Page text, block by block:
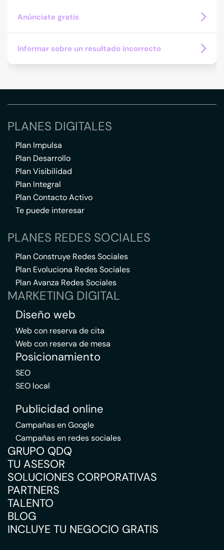
Anúnciate gratis
Informar sobre un resultado incorrecto
PLANES DIGITALES
Plan Impulsa
Plan Desarrollo
Plan Visibilidad
Plan Integral
Plan Contacto Activo
Te puede interesar
PLANES REDES SOCIALES
Plan Construye Redes Sociales
Plan Evoluciona Redes Sociales
Plan Avanza Redes Sociales
MARKETING DIGITAL
Diseño web
Web con reserva de cita
Web con reserva de mesa
Posicionamiento
SEO
SEO local
Publicidad online
Campañas en Google
Campañas en redes sociales
GRUPO QDQ
TU ASESOR
SOLUCIONES CORPORATIVAS
PARTNERS
TALENTO
BLOG
INCLUYE TU NEGOCIO GRATIS